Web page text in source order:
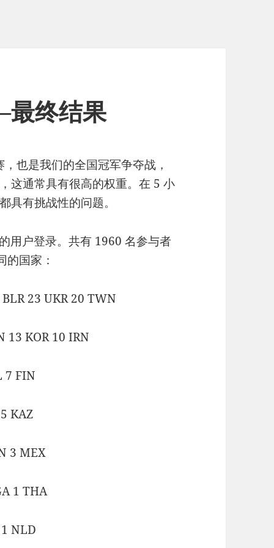
终结果
也是我们的全国冠军争夺战，
这通常具有很高的权重。在 5 小
具有挑战性的问题。
用户登录。共有 1960 名参与者
国家：
23 UKR 20 TWN
13 KOR 10 IRN
7 FIN
KAZ
3 MEX
1 THA
1 NLD